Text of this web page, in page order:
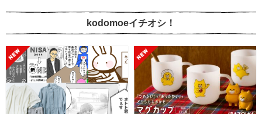
kodomoeイチオシ！